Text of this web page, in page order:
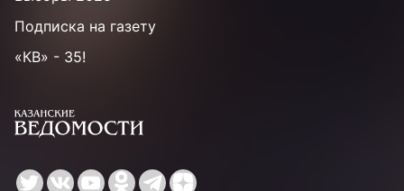
Подписка на газету
«КВ» - 35!